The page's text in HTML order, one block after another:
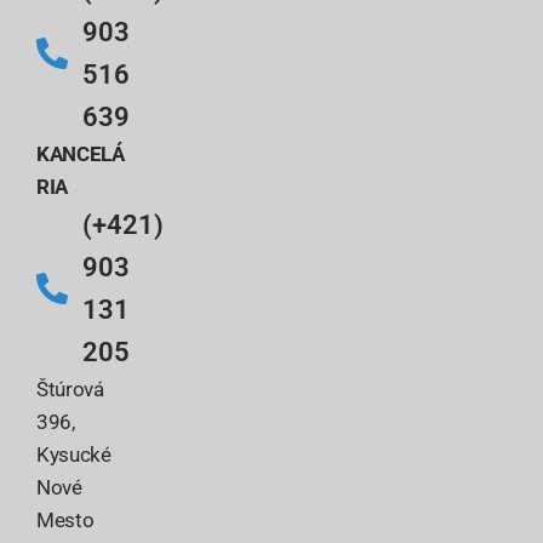
903
516
639
KANCELÁ
RIA
(+421)
903
131
205
Štúrová
396,
Kysucké
Nové
Mesto